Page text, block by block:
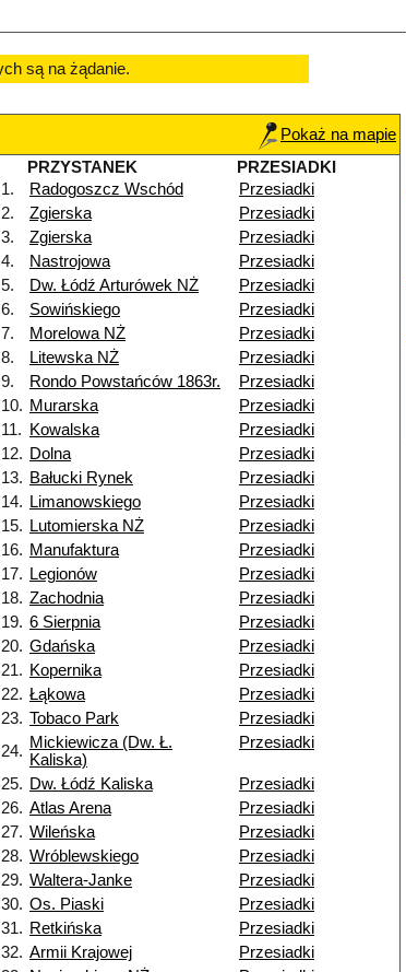
są na żądanie.
Pokaż na mapie
PRZYSTANEK
PRZESIADKI
1.
Radogoszcz Wschód
Przesiadki
2. Zgierska
Przesiadki
3. Zgierska
Przesiadki
4. Nastrojowa
Przesiadki
5. Dw. Łódź Arturówek NŻ
Przesiadki
6. Sowińskiego
Przesiadki
7. Morelowa NŻ
Przesiadki
8. Litewska NŻ
Przesiadki
9. Rondo Powstańców 1863r.
Przesiadki
10. Murarska
Przesiadki
11. Kowalska
Przesiadki
12. Dolna
Przesiadki
13. Bałucki Rynek
Przesiadki
14. Limanowskiego
Przesiadki
15. Lutomierska NŻ
Przesiadki
16. Manufaktura
Przesiadki
17. Legionów
Przesiadki
18. Zachodnia
Przesiadki
19. 6 Sierpnia
Przesiadki
20. Gdańska
Przesiadki
21. Kopernika
Przesiadki
22. Łąkowa
Przesiadki
23. Tobaco Park
Przesiadki
24. Mickiewicza (Dw. Ł.
Kaliska)
Przesiadki
25. Dw. Łódź Kaliska
Przesiadki
26. Atlas Arena
Przesiadki
27. Wileńska
Przesiadki
28. Wróblewskiego
Przesiadki
29. Waltera-Janke
Przesiadki
30. Os. Piaski
Przesiadki
31. Retkińska
Przesiadki
32. Armii Krajowej
Przesiadki